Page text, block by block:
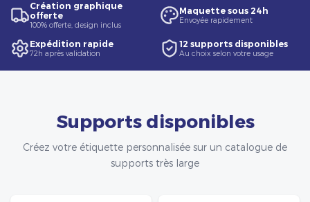
Création graphique
offerte
100% offerte, design inclus
Maquette sous 24h
Envoyée rapidement
Expédition rapide
72h après validation
12 supports disponibles
Au choix selon votre usage
Supports disponibles
Créez votre étiquette personnalisée sur un catalogue de
supports très large